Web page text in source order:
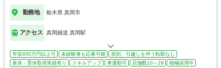
勤務地 栃木県 真岡市
アクセス 真岡鐵道 真岡駅
年収650万円以上可 未経験者も応募可能
原則、引越しを伴う転勤なし
産休・育休取得実績有り
スキルアップ 車通勤可 店舗数10～29
積極採用中